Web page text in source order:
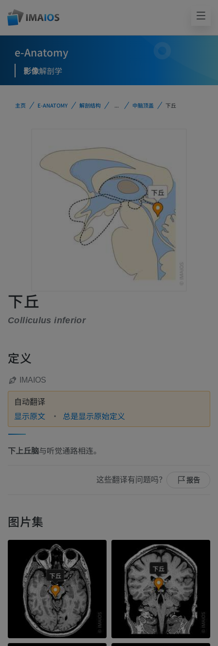
e-Anatomy
影像解剖学
主页 E-ANATOMY 解剖结构 ... 中脑顶盖 下丘
下丘
Colliculus inferior
定义
IMAIOS
自动翻译
显示原文 总是显示原始定义
下上丘脑与听觉通路相连。
这些翻译有问题吗？ 报告
图片集